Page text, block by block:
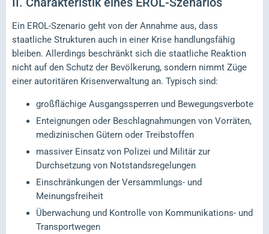
Ein EROL-Szenario geht von der Annahme aus, dass
staatliche Strukturen auch in einer Krise handlungsfähig
bleiben. Allerdings beschränkt sich die staatliche Reaktion
nicht auf den Schutz der Bevölkerung, sondern nimmt Züge
einer autoritären Krisenverwaltung an. Typisch sind:
großflächige Ausgangssperren und Bewegungsverbote
Enteignungen oder Beschlagnahmungen von Vorräten,
medizinischen Gütern oder Treibstoffen
massiver Einsatz von Polizei und Militär zur
Durchsetzung von Notstandsregelungen
Einschränkungen der Versammlungs- und
Meinungsfreiheit
Überwachung und Kontrolle von Kommunikations- und
Transportwegen